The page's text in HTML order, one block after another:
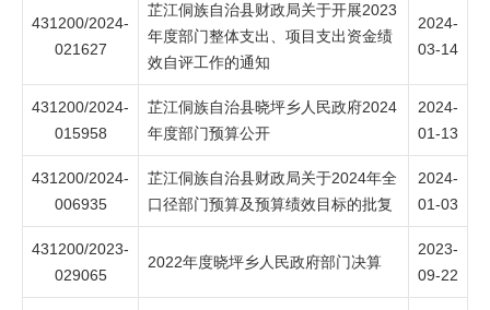
431200/2024-
021627
芷江侗族自治县财政局关于开展2023
年度部门整体支出、项目支出资金绩
效自评工作的通知
2024-
03-14
431200/2024-
015958
芷江侗族自治县晓坪乡人民政府2024
年度部门预算公开
2024-
01-13
431200/2024-
006935
芷江侗族自治县财政局关于2024年全
口径部门预算及预算绩效目标的批复
2024-
01-03
431200/2023-
029065
2022年度晓坪乡人民政府部门决算
2023-
09-22